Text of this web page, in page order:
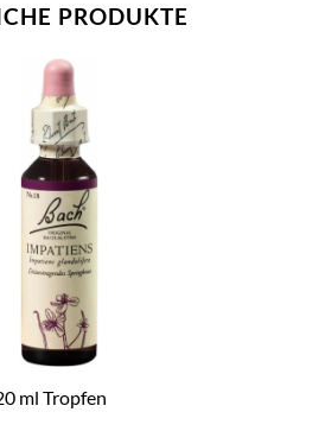
PRODUKTE
ml Tropfen